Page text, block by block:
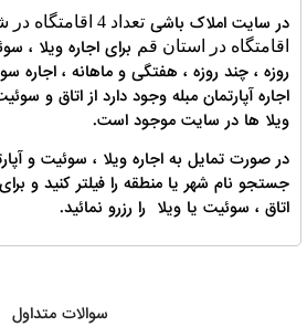
در سایت املاک باشی
اقامتگاه در استان قم برای اجاره ویلا ،
روزه ، چند روزه ، هفتگی و ماهانه ، اجاره
ویلا ها در سایت موجود است.
در صورت تمایل به اجاره ویلا ، سوئیت و
جستجو نام شهر یا منطقه را فیلتر کنید
اتاق ، سوئیت یا ویلا را رزرو نمائید.
سوالات متداول